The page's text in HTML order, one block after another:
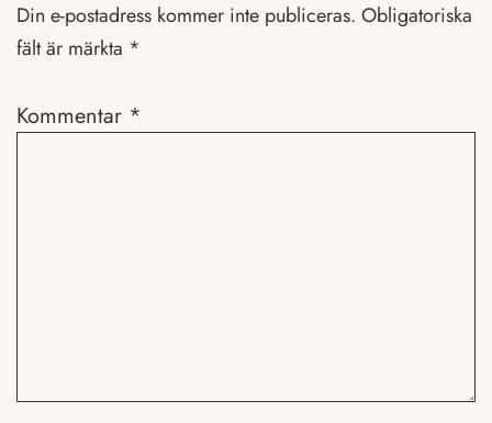
Din e-postadress kommer inte publiceras. Obligatoriska
fält är märkta *
Kommentar *